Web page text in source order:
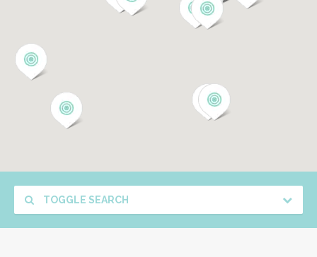
TOGGLE SEARCH